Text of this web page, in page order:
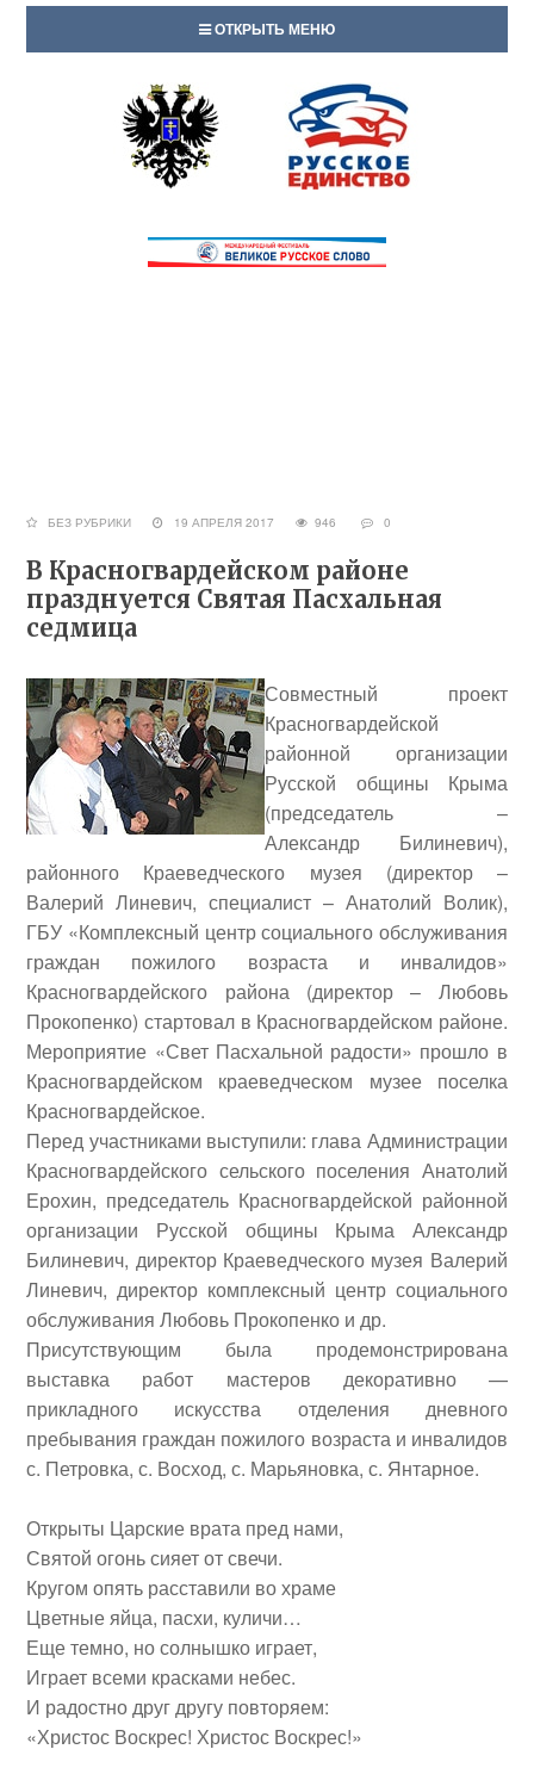
ОТКРЫТЬ МЕНЮ
БЕЗ РУБРИКИ 19 АПРЕЛЯ 2017 946 0
В Красногвардейском районе
празднуется Святая Пасхальная
седмица
Совместный проект
Красногвардейской
районной организации
Русской общины Крыма
(председатель –
Александр Билиневич),
районного Краеведческого музея (директор –
Валерий Линевич, специалист – Анатолий Волик),
ГБУ «Комплексный центр социального обслуживания
граждан пожилого возраста и инвалидов»
Красногвардейского района (директор – Любовь
Прокопенко) стартовал в Красногвардейском районе.
Мероприятие «Свет Пасхальной радости» прошло в
Красногвардейском краеведческом музее поселка
Красногвардейское.
Перед участниками выступили: глава Администрации
Красногвардейского сельского поселения Анатолий
Ерохин, председатель Красногвардейской районной
организации Русской общины Крыма Александр
Билиневич, директор Краеведческого музея Валерий
Линевич, директор комплексный центр социального
обслуживанияЛюбовь Прокопенко и др.
Присутствующим была продемонстрирована
выставка работ мастеров декоративно —
прикладного искусства отделения дневного
пребывания граждан пожилого возраста и инвалидов
с. Петровка, с. Восход, с. Марьяновка, с. Янтарное.
Открыты Царские врата пред нами,
Святой огонь сияет от свечи.
Кругом опять расставили во храме
Цветные яйца, пасхи, куличи…
Еще темно, но солнышко играет,
Играет всеми красками небес.
И радостно друг другу повторяем:
«Христос Воскрес! Христос Воскрес!»